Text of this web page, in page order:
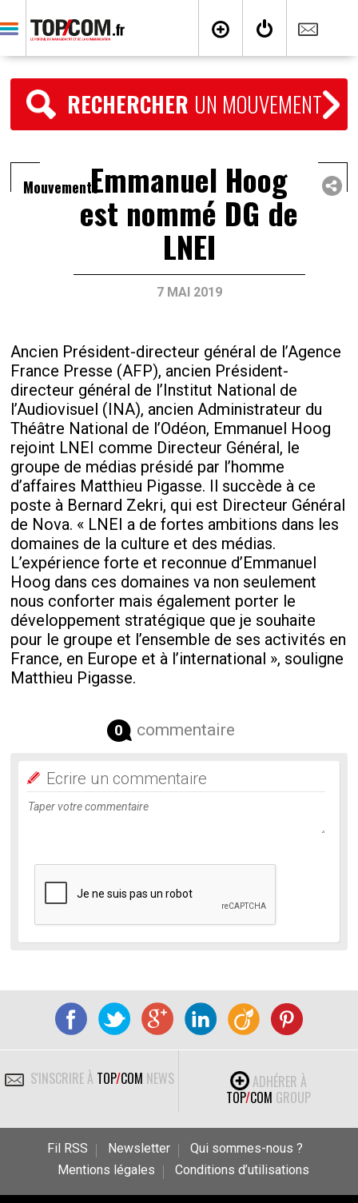
RECHERCHER UN MOUVEMENT
MouvementsEmmanuel Hoog
est nommé DG de
LNEI
7 MAI 2019
Ancien Président-directeur général de l’Agence
France Presse (AFP), ancien Président-
directeur général de l’Institut National de
l’Audiovisuel (INA), ancien Administrateur du
Théâtre National de l’Odéon, Emmanuel Hoog
rejoint LNEI comme Directeur Général, le
groupe de médias présidé par l’homme
d’affaires Matthieu Pigasse. Il succède à ce
poste à Bernard Zekri, qui est Directeur Général
de Nova. « LNEI a de fortes ambitions dans les
domaines de la culture et des médias.
L’expérience forte et reconnue d’Emmanuel
Hoog dans ces domaines va non seulement
nous conforter mais également porter le
développement stratégique que je souhaite
pour le groupe et l’ensemble de ses activités en
France, en Europe et à l’international », souligne
Matthieu Pigasse.
0 commentaire
Ecrire un commentaire
S'INSCRIRE À TOP/COM NEWS
ADHÉRER À
TOP/COM GROUP
Fil RSS Newsletter
Qui sommes-nous ?
Mentions légales
Conditions d’utilisations